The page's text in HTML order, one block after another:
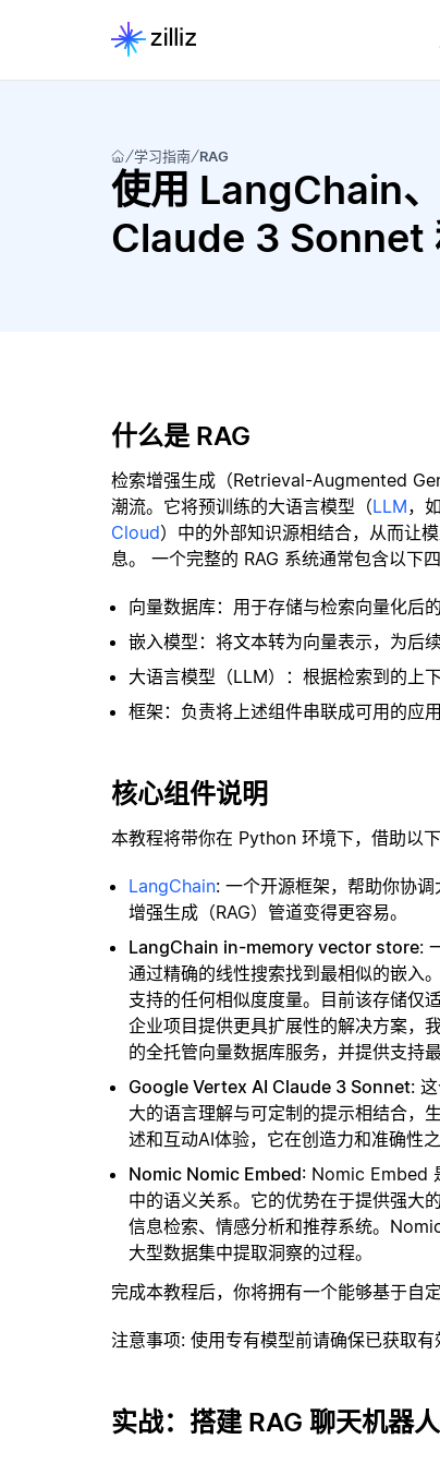
学习指南 RAG
使用 LangChain
Claude 3 Sonnet
什么是 RAG
检索增强生成（Retrieval-Augmented
潮流。它将预训练的大语言模型（LLM，
Cloud）中的外部知识源相结合，从而让
息。 一个完整的 RAG 系统通常包含以下四
向量数据库：用于存储与检索向量化后的
嵌入模型：将文本转为向量表示，为后
大语言模型（LLM）：根据检索到的上
框架：负责将上述组件串联成可用的应用
核心组件说明
本教程将带你在 Python 环境下，借助以
LangChain: 一个开源框架，帮助你协
增强生成（RAG）管道变得更容易。
LangChain in-memory vector store:
通过精确的线性搜索找到最相似的嵌入
支持的任何相似度度量。目前该存储仅
企业项目提供更具扩展性的解决方案，
的全托管向量数据库服务，并提供支持
Google Vertex AI Claude 3 Sonnet:
大的语言理解与可定制的提示相结合，
述和互动AI体验，它在创造力和准确性
Nomic Nomic Embed: Nomic Embed
中的语义关系。它的优势在于提供强大
信息检索、情感分析和推荐系统。
大型数据集中提取洞察的过程。
完成本教程后，你将拥有一个能够基于自
注意事项: 使用专有模型前请确保已获取有
实战：搭建 RAG 聊天机器人